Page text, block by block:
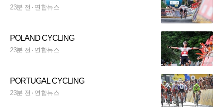
23분 전 연합뉴스
POLAND CYCLING
23분 전 연합뉴스
PORTUGAL CYCLING
23분 전 연합뉴스